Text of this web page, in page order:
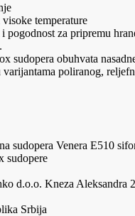
temperature
pogodnost za pripremu
sudopera obuhvata
varijantama poliranog,
sudopera Venera E510
sudopere
d.o.o. Kneza Aleksandra
Srbija